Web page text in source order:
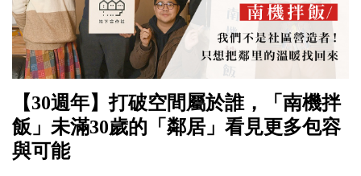
【30週年】打破空間屬於誰，「南機拌
飯」未滿30歲的「鄰居」看見更多包容
與可能